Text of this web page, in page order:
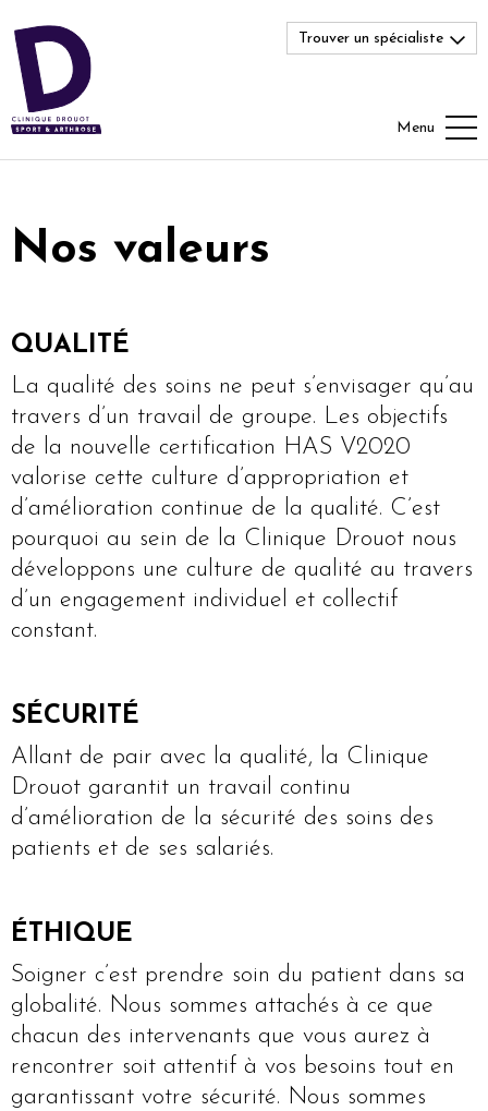
Trouver un spécialiste
Menu
Nos valeurs
QUALITÉ
La qualité des soins ne peut s’envisager qu’au
travers d’un travail de groupe. Les objectifs
de la nouvelle certification HAS V2020
valorise cette culture d’appropriation et
d’amélioration continue de la qualité. C’est
pourquoi au sein de la Clinique Drouot nous
développons une culture de qualité au travers
d’un engagement individuel et collectif
constant.
SÉCURITÉ
Allant de pair avec la qualité, la Clinique
Drouot garantit un travail continu
d’amélioration de la sécurité des soins des
patients et de ses salariés.
ÉTHIQUE
Soigner c’est prendre soin du patient dans sa
globalité. Nous sommes attachés à ce que
chacun des intervenants que vous aurez à
rencontrer soit attentif à vos besoins tout en
garantissant votre sécurité. Nous sommes